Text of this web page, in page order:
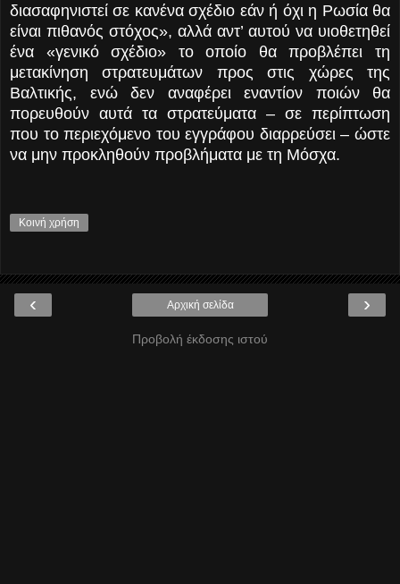
διασαφηνιστεί σε κανένα σχέδιο εάν ή όχι η Ρωσία θα
είναι πιθανός στόχος», αλλά αντ’ αυτού να υιοθετηθεί
ένα «γενικό σχέδιο» το οποίο θα προβλέπει τη
μετακίνηση στρατευμάτων προς στις χώρες της
Βαλτικής, ενώ δεν αναφέρει εναντίον ποιών θα
πορευθούν αυτά τα στρατεύματα – σε περίπτωση
που το περιεχόμενο του εγγράφου διαρρεύσει – ώστε
να μην προκληθούν προβλήματα με τη Μόσχα.
Κοινή χρήση
‹ ›
Αρχική σελίδα
Προβολή έκδοσης ιστού